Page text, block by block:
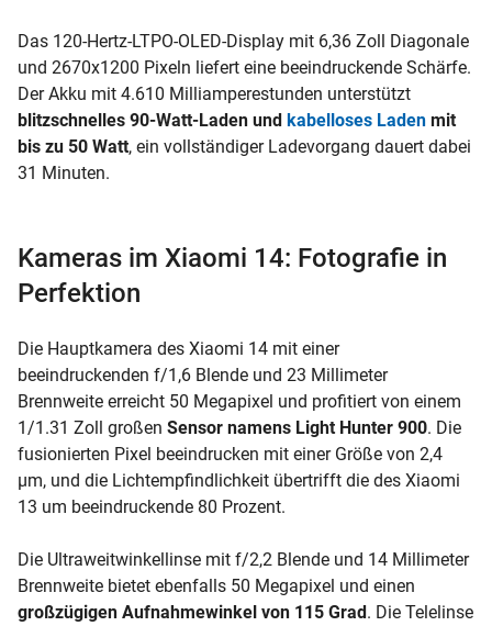
Das 120-Hertz-LTPO-OLED-Display mit 6,36 Zoll Diagonale
und 2670x1200 Pixeln liefert eine beeindruckende Schärfe.
Der Akku mit 4.610 Milliamperestunden unterstützt
blitzschnelles 90-Watt-Laden und kabelloses Laden mit
bis zu 50 Watt, ein vollständiger Ladevorgang dauert dabei
31 Minuten.
Kameras im Xiaomi 14: Fotografie in
Perfektion
Die Hauptkamera des Xiaomi 14 mit einer
beeindruckenden f/1,6 Blende und 23 Millimeter
Brennweite erreicht 50 Megapixel und profitiert von einem
1/1.31 Zoll großen Sensor namens Light Hunter 900. Die
fusionierten Pixel beeindrucken mit einer Größe von 2,4
µm, und die Lichtempfindlichkeit übertrifft die des Xiaomi
13 um beeindruckende 80 Prozent.
Die Ultraweitwinkellinse mit f/2,2 Blende und 14 Millimeter
Brennweite bietet ebenfalls 50 Megapixel und einen
großzügigen Aufnahmewinkel von 115 Grad. Die Telelinse